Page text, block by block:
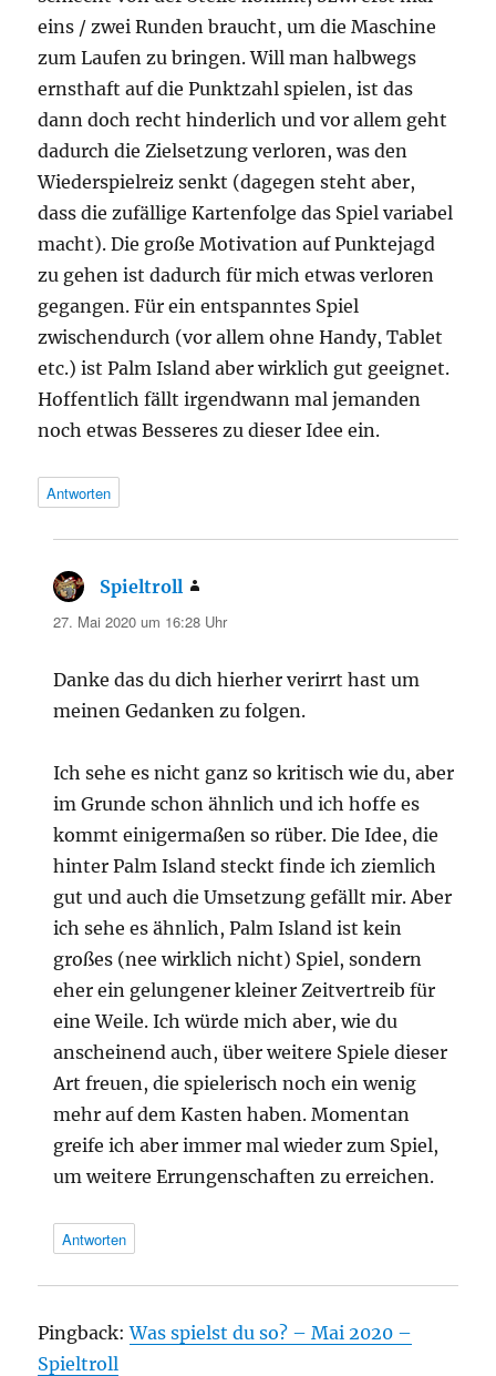
eins / zwei Runden braucht, um die Maschine
zum Laufen zu bringen. Will man halbwegs
ernsthaft auf die Punktzahl spielen, ist das
dann doch recht hinderlich und vor allem geht
dadurch die Zielsetzung verloren, was den
Wiederspielreiz senkt (dagegen steht aber,
dass die zufällige Kartenfolge das Spiel variabel
macht). Die große Motivation auf Punktejagd
zu gehen ist dadurch für mich etwas verloren
gegangen. Für ein entspanntes Spiel
zwischendurch (vor allem ohne Handy, Tablet
etc.) ist Palm Island aber wirklich gut geeignet.
Hoffentlich fällt irgendwann mal jemanden
noch etwas Besseres zu dieser Idee ein.
Antworten
Spieltroll
27. Mai 2020 um 16:28 Uhr
Danke das du dich hierher verirrt hast um
meinen Gedanken zu folgen.
Ich sehe es nicht ganz so kritisch wie du, aber
im Grunde schon ähnlich und ich hoffe es
kommt einigermaßen so rüber. Die Idee, die
hinter Palm Island steckt finde ich ziemlich
gut und auch die Umsetzung gefällt mir. Aber
ich sehe es ähnlich, Palm Island ist kein
großes (nee wirklich nicht) Spiel, sondern
eher ein gelungener kleiner Zeitvertreib für
eine Weile. Ich würde mich aber, wie du
anscheinend auch, über weitere Spiele dieser
Art freuen, die spielerisch noch ein wenig
mehr auf dem Kasten haben. Momentan
greife ich aber immer mal wieder zum Spiel,
um weitere Errungenschaften zu erreichen.
Antworten
Pingback:Was spielst du so? – Mai 2020 –
Spieltroll